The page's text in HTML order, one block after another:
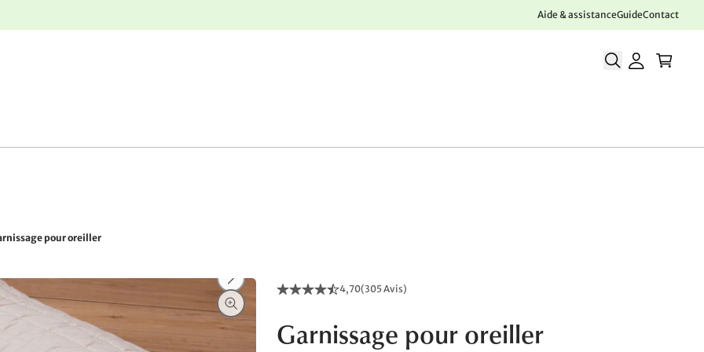
Aide & assistanceGuideContact
pour oreiller
4,70(305 Avis)
Garnissage pour oreiller